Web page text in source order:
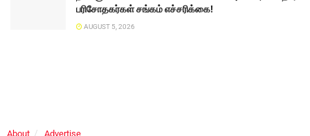
பரிசோதகர்கள் சங்கம் எச்சரிக்கை!
AUGUST 5, 2026
About Advertise